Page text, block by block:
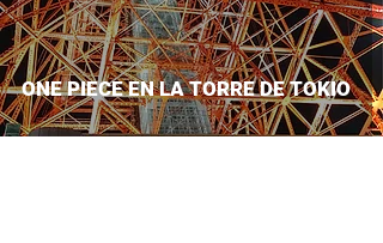
ONE PIECE EN LA TORRE DE TOKIO